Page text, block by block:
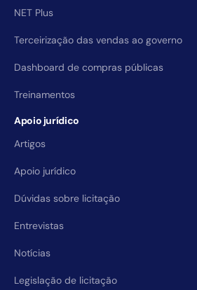
NET Plus
Terceirização das vendas ao governo
Dashboard de compras públicas
Treinamentos
Apoio jurídico
Artigos
Apoio jurídico
Dúvidas sobre licitação
Entrevistas
Notícias
Legislação de licitação